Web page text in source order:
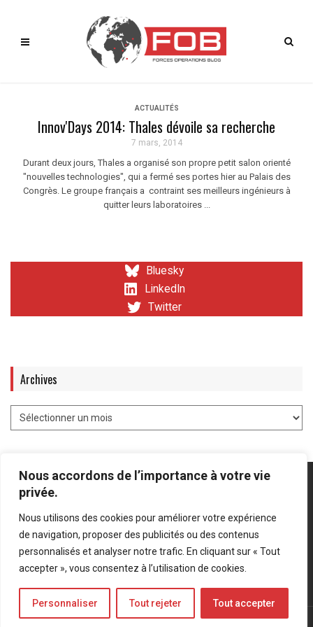
Nous accordons de l’importance à votre vie
privée.
Nous utilisons des cookies pour améliorer votre expérience
de navigation, proposer des publicités ou des contenus
personnalisés et analyser notre trafic. En cliquant sur « Tout
accepter », vous consentez à l’utilisation de cookies.
Personnaliser Tout rejeter Tout accepter
ACTUALITÉS
Innov'Days 2014: Thales dévoile sa recherche
7 mars, 2014
Durant deux jours, Thales a organisé son propre petit salon orienté
"nouvelles technologies", qui a fermé ses portes hier au Palais des
Congrès. Le groupe français a contraint ses meilleurs ingénieurs à
quitter leurs laboratoires ...
Bluesky
LinkedIn
Twitter
Archives
Mentions légales Politique de confidentialité
Bluesky
LinkedIn
Twitter
© Forces Operations Blog - 2022